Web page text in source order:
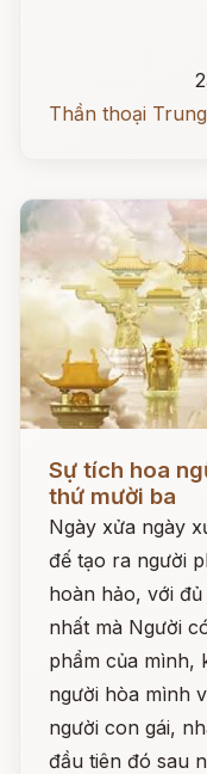
Thần thoại
Sự tích hoa
thứ mười ba
Ngày xửa ngày
đế tạo ra người
hoàn hảo, với
nhất mà Người
phẩm của mình,
người hòa mình
người con gái,
đầu tiên đó sau